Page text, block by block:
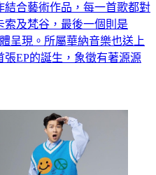
合藝術作品，每一首歌都對
索及梵谷，最後一個則是
呈現。所屬華納音樂也送上
張EP的誕生，象徵有著源源